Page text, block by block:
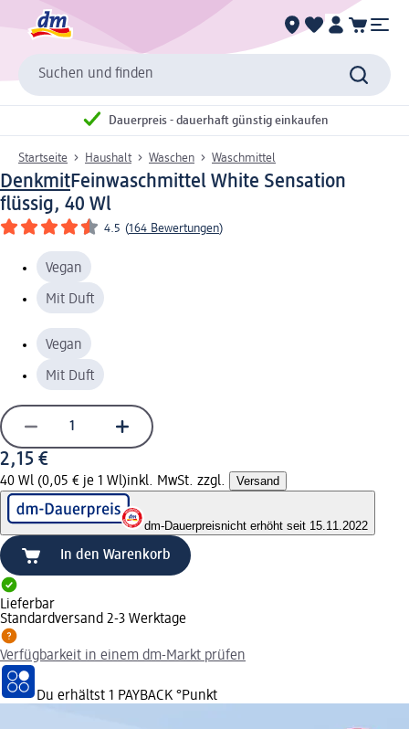
Suchen und finden
Dauerpreis - dauerhaft günstig einkaufen
Startseite Haushalt Waschen Waschmittel
DenkmitFeinwaschmittel White Sensation
flüssig, 40 Wl
4.5 (164 Bewertungen)
Vegan
Mit Duft
Vegan
Mit Duft
2,15 €
40 Wl (0,05 € je 1 Wl)inkl. MwSt. zzgl. Versand
dm-Dauerpreisnicht erhöht seit 15.11.2022
In den Warenkorb
Lieferbar
Standardversand 2-3 Werktage
Verfügbarkeit in einem dm-Markt prüfen
Du erhältst 1 PAYBACK °Punkt